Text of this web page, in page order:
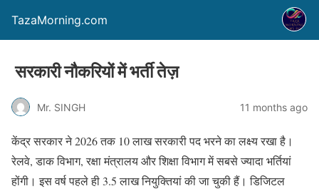
TazaMorning.com
सरकारी नौकरियों में भर्ती तेज़
Mr. SINGH 11 months ago
केंद्र सरकार ने 2026 तक 10 लाख सरकारी पद भरने का लक्ष्य रखा है।
रेलवे, डाक विभाग, रक्षा मंत्रालय और शिक्षा विभाग में सबसे ज्यादा भर्तियां
होंगी। इस वर्ष पहले ही 3.5 लाख नियुक्तियां की जा चुकी हैं। डिजिटल